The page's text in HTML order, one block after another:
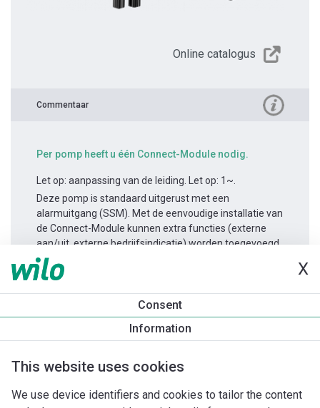
X
Consent
Information
This website uses cookies
We use device identifiers and cookies to tailor the content
Online catalogus
Commentaar
Per pomp heeft u één Connect-Module nodig.
Let op: aanpassing van de leiding. Let op: 1~.
Deze pomp is standaard uitgerust met een
alarmuitgang (SSM). Met de eenvoudige installatie van
de Connect-Module kunnen extra functies (externe
aan/uit, externe bedrijfsindicatie) worden toegevoegd.
Productinformatie
Yonos MAXO-D 65/0,5-12